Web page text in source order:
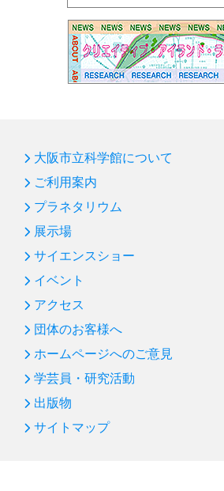
第83回 サイエンスショー「水の科
第82回 プラネタリウム「宇宙人を
―沈黙のフライバイ」
第79回 プラネタリウム「天の川っ
第78回 プラネタリウム「月へいこ
第77回 オーストラリア・パワーハウ
問記（後編）
問記（前編）
第76回 プラネタリウム「南十字星に
新年のごあいさつ
第74回 サイエンスショー「炎のアツ
大阪市立科学館について
ご利用案内
プラネタリウム
展示場
サイエンスショー
イベント
アクセス
団体のお客様へ
ホームページへのご意見
学芸員・研究活動
出版物
サイトマップ